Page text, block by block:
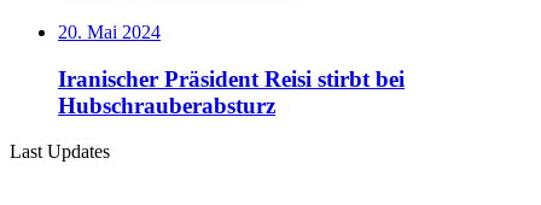
20. Mai 2024
Iranischer Präsident Reisi stirbt bei
Hubschrauberabsturz
Last Updates